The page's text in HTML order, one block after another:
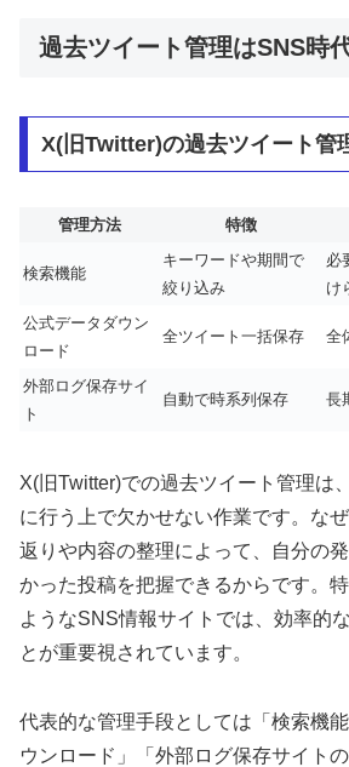
過去ツイート管理はSNS時
X(旧Twitter)の過去ツイート管
管理方法 特徴
検索機能
キーワードや期間で
絞り込み
必
け
公式データダウン
ロード
全ツイート一括保存 全
外部ログ保存サイ
ト
自動で時系列保存 長
X(旧Twitter)での過去ツイート管理は
に行う上で欠かせない作業です。な
返りや内容の整理によって、自分の
かった投稿を把握できるからです。
ようなSNS情報サイトでは、効率的
とが重要視されています。
代表的な管理手段としては「検索機
ウンロード」「外部ログ保存サイト